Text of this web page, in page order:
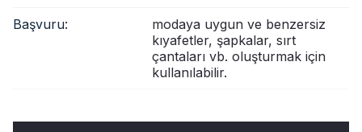
Başvuru:
modaya uygun ve benzersiz
kıyafetler, şapkalar, sırt
çantaları vb. oluşturmak için
kullanılabilir.